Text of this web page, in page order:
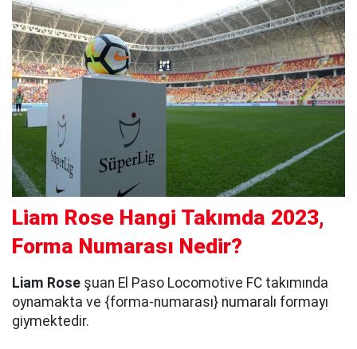
Liam Rose Hangi Takımda 2023,
Forma Numarası Nedir?
Liam Rose şuan El Paso Locomotive FC takımında
oynamakta ve {forma-numarası} numaralı formayı
giymektedir.